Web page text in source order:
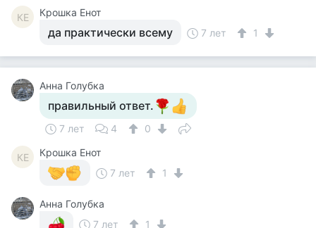
КЕ Крошка Енот
да практически всему 7 лет 1
Анна Голубка
правильный ответ.
7 лет 4 0
КЕ
Крошка Енот
7 лет
1
Анна Голубка
7 лет
1